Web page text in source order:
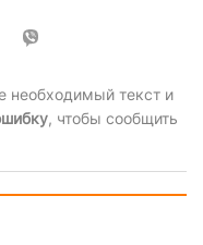
необходимый текст и
, чтобы сообщить